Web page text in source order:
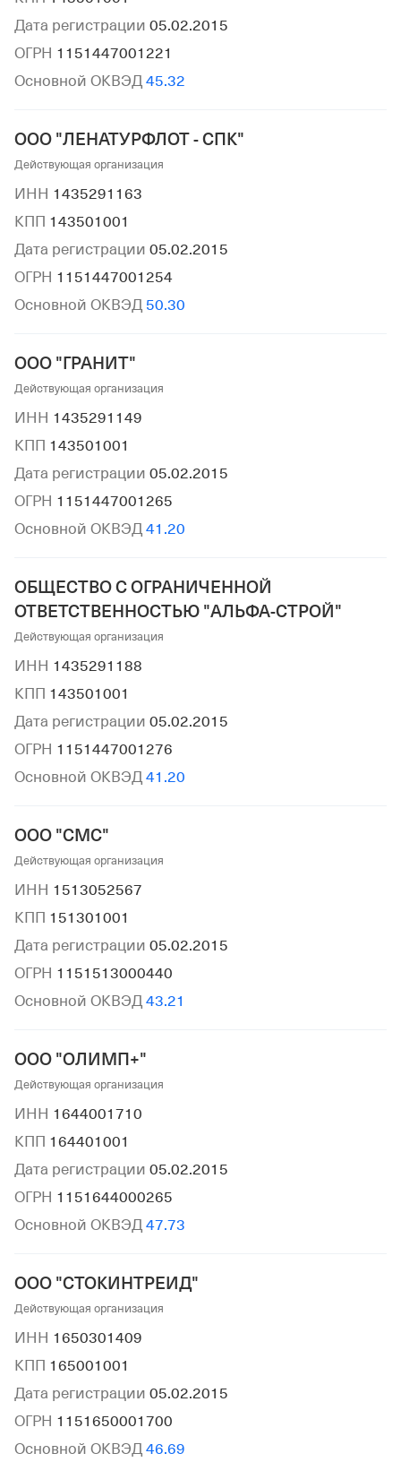
Дата регистрации 05.02.2015
ОГРН 1151447001221
Основной ОКВЭД 45.32
ООО "ЛЕНАТУРФЛОТ - СПК"
Действующая организация
ИНН 1435291163
КПП 143501001
Дата регистрации 05.02.2015
ОГРН 1151447001254
Основной ОКВЭД 50.30
ООО "ГРАНИТ"
Действующая организация
ИНН 1435291149
КПП 143501001
Дата регистрации 05.02.2015
ОГРН 1151447001265
Основной ОКВЭД 41.20
ОБЩЕСТВО С ОГРАНИЧЕННОЙ
ОТВЕТСТВЕННОСТЬЮ "АЛЬФА-СТРОЙ"
Действующая организация
ИНН 1435291188
КПП 143501001
Дата регистрации 05.02.2015
ОГРН 1151447001276
Основной ОКВЭД 41.20
ООО "СМС"
Действующая организация
ИНН 1513052567
КПП 151301001
Дата регистрации 05.02.2015
ОГРН 1151513000440
Основной ОКВЭД 43.21
ООО "ОЛИМП+"
Действующая организация
ИНН 1644001710
КПП 164401001
Дата регистрации 05.02.2015
ОГРН 1151644000265
Основной ОКВЭД 47.73
ООО "СТОКИНТРЕИД"
Действующая организация
ИНН 1650301409
КПП 165001001
Дата регистрации 05.02.2015
ОГРН 1151650001700
Основной ОКВЭД 46.69